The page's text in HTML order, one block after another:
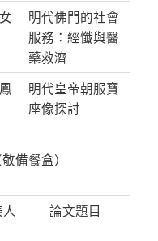
明代佛門的社會
服務：經懺與醫
藥救濟
明代皇帝朝服寶
座像探討
敬備餐盒）
論文題目